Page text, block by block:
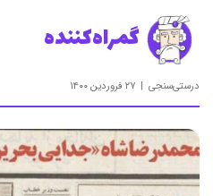
گمراه‌کننده
درستی‌سنجی ۲۷ فروردین ۱۴۰۰